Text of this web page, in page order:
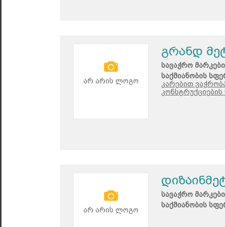
არ არის ლოგო
გრანდ
სავაჭრო
საქმიანობის
კარებით
კონსტრუქციების
არ არის ლოგო
სავაჭრო
საქმიანობის